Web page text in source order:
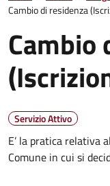
Cambio di residenza
Cambio
Servizio Attivo
E’ la pratica relativa
Comune in cui si